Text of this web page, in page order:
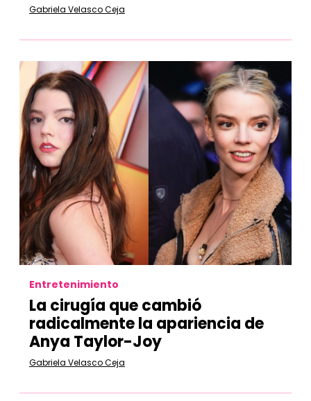
Gabriela Velasco Ceja
Entretenimiento
La cirugía que cambió
radicalmente la apariencia de
Anya Taylor-Joy
Gabriela Velasco Ceja